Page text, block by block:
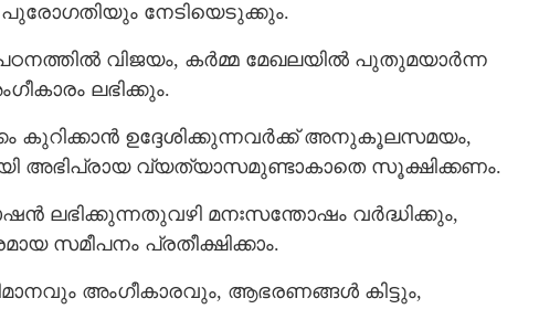
നേടിയെടുക്കും.
വിജയം, കര്‍മ്മ മേഖലയില്‍ പുതുമയാര്‍ന്ന
ലഭിക്കും.
കുറിക്കാന്‍ ഉദ്ദേശിക്കുന്നവര്‍ക്ക് അനുകൂലസമയം,
വ്യത്യാസമുണ്ടാകാതെ സൂക്ഷിക്കണം.
ലഭിക്കുന്നതുവഴി മനഃസന്തോഷം വര്‍ദ്ധിക്കും,
സമീപനം പ്രതീക്ഷിക്കാം.
അംഗീകാരവും, ആഭരണങ്ങള്‍ കിട്ടും,